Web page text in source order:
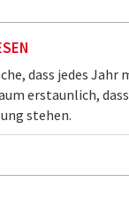
dass jedes Jahr
erstaunlich,
stehen.